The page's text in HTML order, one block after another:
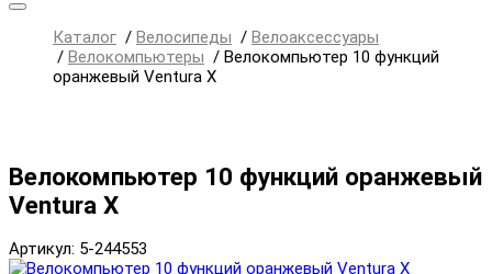
Каталог / Велосипеды / Велоаксессуары
/ Велокомпьютеры / Велокомпьютер 10 функций
оранжевый Ventura X
Велокомпьютер 10 функций оранжевый
Ventura X
Артикул: 5-244553